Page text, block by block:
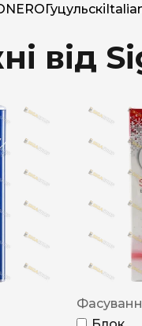
NEROГуцульскі
від